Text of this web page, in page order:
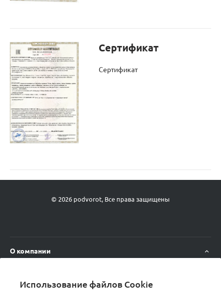
Использование файлов Cookie
Сертификат
Сертификат
© 2026 podvorot, Все права защищены
О компании
Политика конфиденциальности